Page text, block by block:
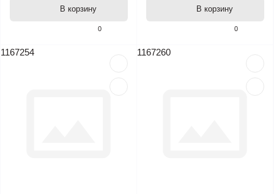
0
В корзину
0
В корзину
1167254 1167260